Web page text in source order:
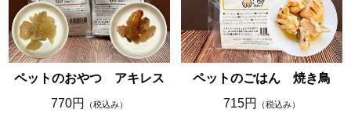
ペットのおやつ アキレス
770円
（税込み）
ペットのごはん 焼き鳥
715円
（税込み）